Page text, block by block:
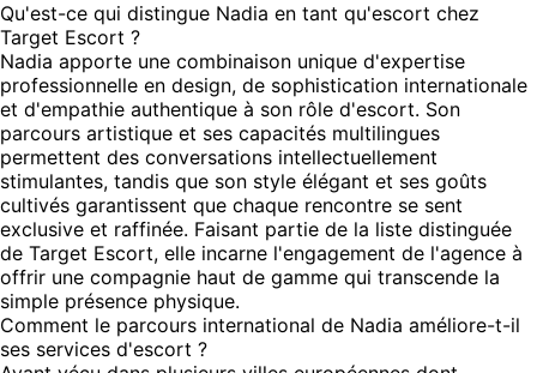
Qu'est-ce qui distingue Nadia en tant qu'escort chez
Target Escort ?
Nadia apporte une combinaison unique d'expertise
professionnelle en design, de sophistication internationale
et d'empathie authentique à son rôle d'escort. Son
parcours artistique et ses capacités multilingues
permettent des conversations intellectuellement
stimulantes, tandis que son style élégant et ses goûts
cultivés garantissent que chaque rencontre se sent
exclusive et raffinée. Faisant partie de la liste distinguée
de Target Escort, elle incarne l'engagement de l'agence à
offrir une compagnie haut de gamme qui transcende la
simple présence physique.
Comment le parcours international de Nadia améliore-t-il
ses services d'escort ?